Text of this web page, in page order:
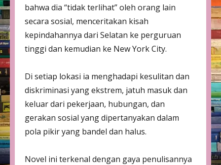
bahwa dia “tidak terlihat” oleh orang lain
secara sosial, menceritakan kisah
kepindahannya dari Selatan ke perguruan
tinggi dan kemudian ke New York City.
Di setiap lokasi ia menghadapi kesulitan dan
diskriminasi yang ekstrem, jatuh masuk dan
keluar dari pekerjaan, hubungan, dan
gerakan sosial yang dipertanyakan dalam
pola pikir yang bandel dan halus.
Novel ini terkenal dengan gaya penulisannya